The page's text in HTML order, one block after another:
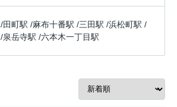
/田町駅 /麻布十番駅 /三田駅 /浜松町駅 /
/泉岳寺駅 /六本木一丁目駅